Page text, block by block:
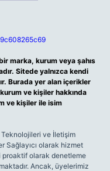
marka, kurum veya şahıs
Sitede yalnızca kendi
Burada yer alan içerikler
ve kişiler hakkında
ve kişiler ile isim
Teknolojileri ve İletişim
Sağlayıcı olarak hizmet
olarak denetleme
Ancak, üyelerimiz